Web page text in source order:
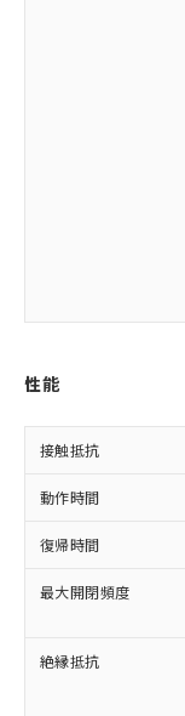
性能
接触抵抗
動作時間
復帰時間
最大開閉頻度
絶縁抵抗
以下の条
本
商
(税
当
本
こ
在
非含有に
す。
対応予定
非含有に
調査・確
非含有の
商品です。
非該当品
害物質有
仕入先様
いたもの
むを得ず
※1 中
「○」：
基準値以
「×」：
基準値を
「－」：
当
為
（